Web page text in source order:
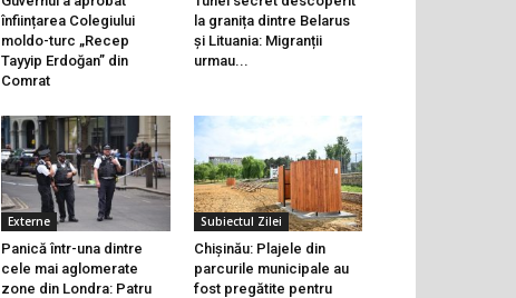
înființarea Colegiului
moldo-turc „Recep
Tayyip Erdoğan” din
Comrat
la granița dintre Belarus
și Lituania: Migranții
urmau...
Externe
Panică într-una dintre
cele mai aglomerate
zone din Londra: Patru
Subiectul Zilei
Chișinău: Plajele din
parcurile municipale au
fost pregătite pentru